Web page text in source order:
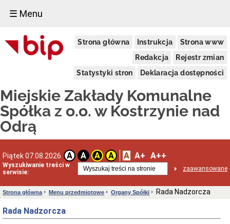
☰ Menu
Strona główna Instrukcja
Strona www
Redakcja
Rejestr zmian
Statystyki stron
Deklaracja dostępności
Miejskie Zakłady Komunalne
Spółka z o.o. w Kostrzynie nad
Odrą
Piątek 07.08.2026 A A A A A A+ A++
Wyszukiwanie treści w
serwisie:
zaawansowane
przedmiotowe
Status
Przedmiot
działalności
Organy
Spółki
Ochrona
Osobowych
Sygnaliści
teleadresowe
Zamówienia
publiczne
Ogłoszenia
Strona główna Menu przedmiotowe Organy Spółki Rada Nadzorcza
Rada Nadzorcza